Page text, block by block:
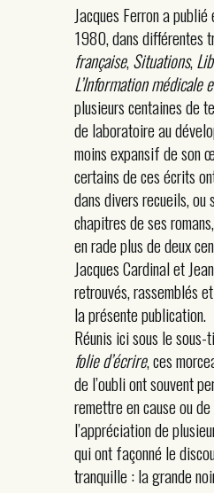
Jacques Ferron a
1980, dans différentes
française,Situations,
L’Information médicale
plusieurs centaines de
de laboratoire au
moins expansif de son
certains de ces écrits
dans divers recueils, ou
chapitres de ses
en rade plus de deux
Jacques Cardinal et
retrouvés, rassemblés
la présente publication.
Réunis ici sous le
folie d’écrire, ces
de l’oubli ont souvent
remettre en cause ou
l’appréciation de
qui ont façonné le
tranquille : la grande